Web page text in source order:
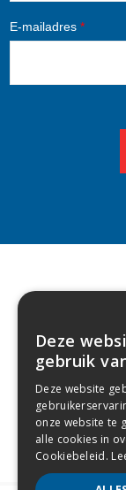
E-mailadres *
Deze
gebruik
Deze website
onze website te
alle cookies in
Cookiebeleid.